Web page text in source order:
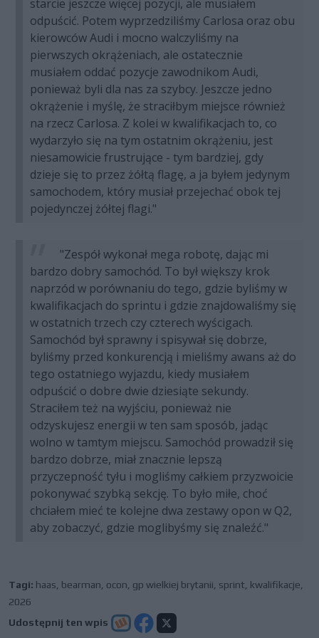
starcie jeszcze więcej pozycji, ale musiałem
odpuścić. Potem wyprzedziliśmy Carlosa oraz obu
kierowców Audi i mocno walczyliśmy na
pierwszych okrążeniach, ale ostatecznie
musiałem oddać pozycje zawodnikom Audi,
ponieważ byli dla nas za szybcy. Jeszcze jedno
okrążenie i myślę, że straciłbym miejsce również
na rzecz Carlosa. Z kolei w kwalifikacjach to, co
wydarzyło się na tym ostatnim okrążeniu, jest
niesamowicie frustrujące - tym bardziej, gdy
dzieje się to przez żółtą flagę, a ja byłem jedynym
samochodem, który musiał przejechać obok tej
pojedynczej żółtej flagi."
"Zespół wykonał mega robotę, dając mi
bardzo dobry samochód. To był większy krok
naprzód w porównaniu do tego, gdzie byliśmy w
kwalifikacjach do sprintu i gdzie znajdowaliśmy się
w ostatnich trzech czy czterech wyścigach.
Samochód był sprawny i spisywał się dobrze,
byliśmy przed konkurencją i mieliśmy awans aż do
tego ostatniego wyjazdu, kiedy musiałem
odpuścić o dobre dwie dziesiąte sekundy.
Straciłem też na wyjściu, ponieważ nie
odzyskujesz energii w ten sam sposób, jadąc
wolno w tamtym miejscu. Samochód prowadził się
bardzo dobrze, miał znacznie lepszą
przyczepność tyłu i mogliśmy całkiem przyzwoicie
pokonywać szybką sekcję. To było miłe, choć
chciałem mieć te kolejne dwa zestawy opon w Q2,
aby zobaczyć, gdzie moglibyśmy się znaleźć."
Tagi: haas bearman ocon gp wielkiej brytanii sprint kwalifikacje
2026
Udostępnij ten wpis